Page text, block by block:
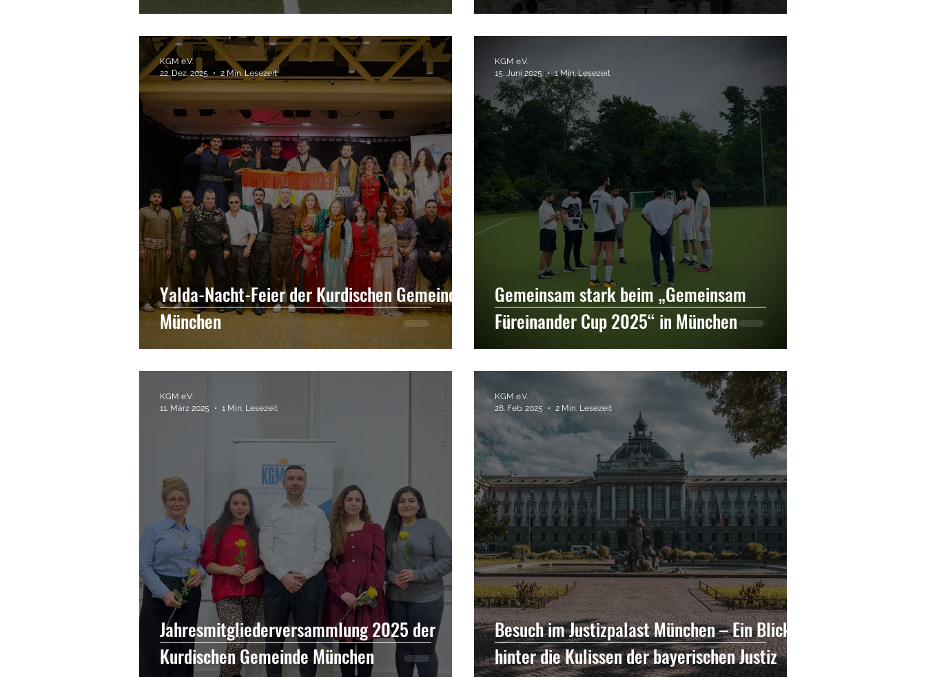
Yalda-Nacht-Feier der Kurdischen Gemeinde
München
KGM e.V.
22. Dez. 2025
2 Min. Lesezeit
Gemeinsam stark beim „Gemeinsam
Füreinander Cup 2025“ in München
KGM e.V.
15. Juni 2025
1 Min. Lesezeit
Jahresmitgliederversammlung 2025 der
Kurdischen Gemeinde München
KGM e.V.
11. März 2025
1 Min. Lesezeit
Besuch im Justizpalast München – Ein Blick
hinter die Kulissen der bayerischen Justiz
KGM e.V.
28. Feb. 2025
2 Min. Lesezeit